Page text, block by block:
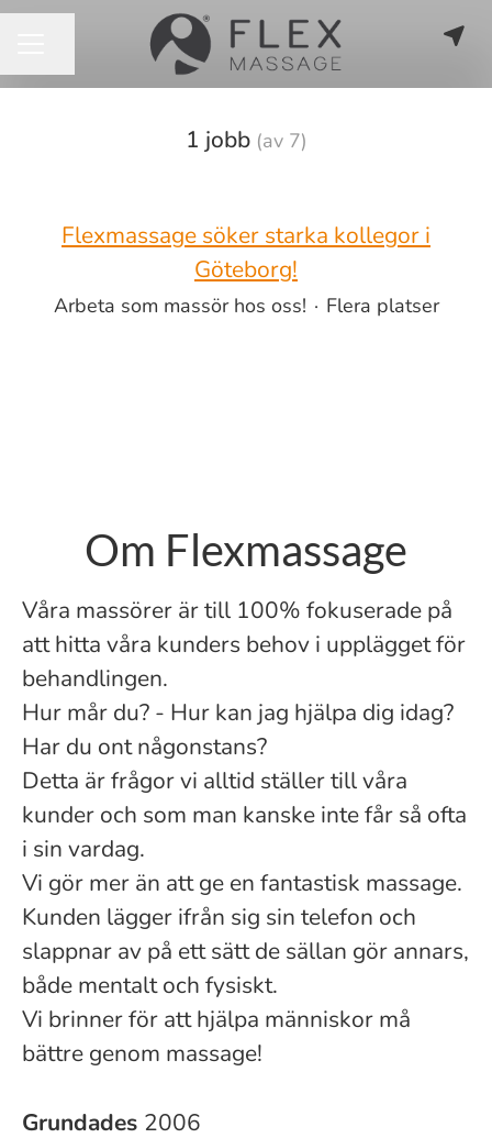
1 jobb (av 7)
Flexmassage söker starka kollegor i
Göteborg!
Arbeta som massör hos oss! · Flera platser
Om Flexmassage
Våra massörer är till 100% fokuserade på
att hitta våra kunders behov i upplägget för
behandlingen.
Hur mår du? - Hur kan jag hjälpa dig idag?
Har du ont någonstans?
Detta är frågor vi alltid ställer till våra
kunder och som man kanske inte får så ofta
i sin vardag.
Vi gör mer än att ge en fantastisk massage.
Kunden lägger ifrån sig sin telefon och
slappnar av på ett sätt de sällan gör annars,
både mentalt och fysiskt.
Vi brinner för att hjälpa människor må
bättre genom massage!
Grundades 2006